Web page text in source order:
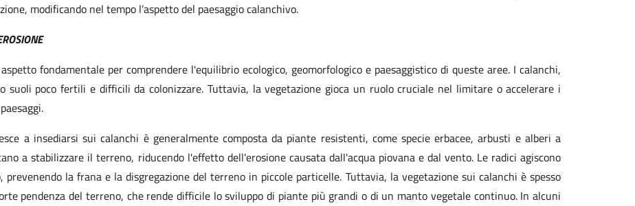
modificando nel tempo l’aspetto del paesaggio calanchivo.
fondamentale per comprendere l'equilibrio ecologico, geomorfologico e paesaggistico di queste aree. I calanchi,
suoli poco fertili e difficili da colonizzare. Tuttavia, la vegetazione gioca un ruolo cruciale nel limitare o accelerare i
a insediarsi sui calanchi è generalmente composta da piante resistenti, come specie erbacee, arbusti e alberi a
a stabilizzare il terreno, riducendo l'effetto dell'erosione causata dall'acqua piovana e dal vento. Le radici agiscono
la frana e la disgregazione del terreno in piccole particelle. Tuttavia, la vegetazione sui calanchi è spesso
pendenza del terreno, che rende difficile lo sviluppo di piante più grandi o di un manto vegetale continuo. In alcuni